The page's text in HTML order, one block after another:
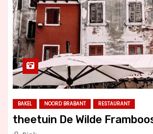
BAKEL NOORD BRABANT RESTAURANT
theetuin De Wilde